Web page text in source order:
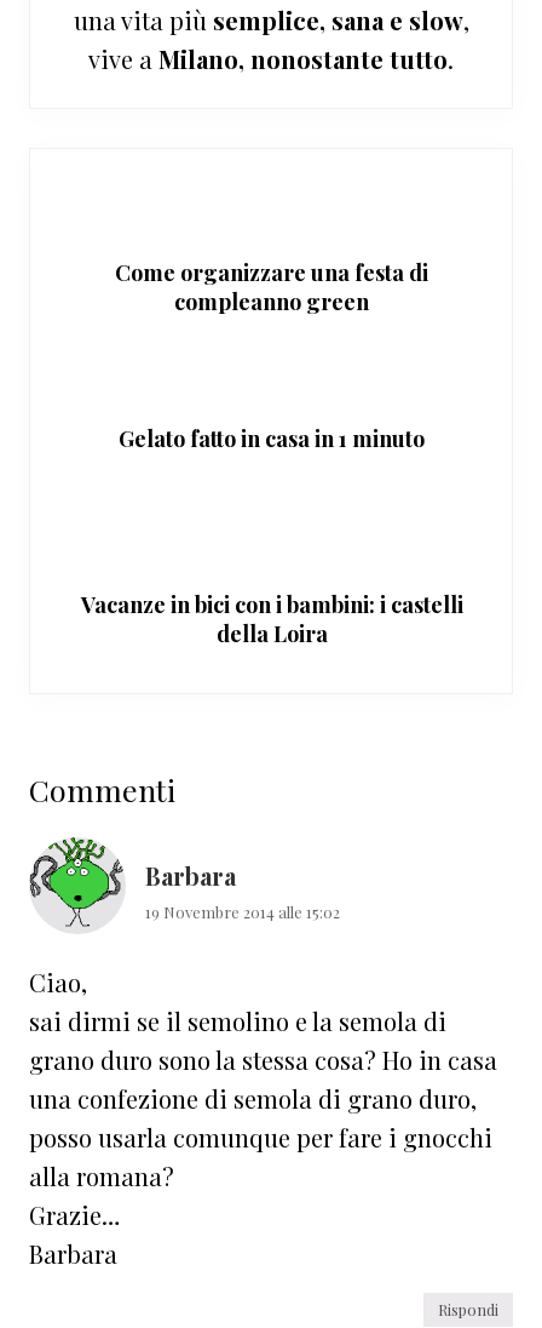
una vita più semplice, sana e slow,
vive a Milano, nonostante tutto.
Come organizzare una festa di
compleanno green
Gelato fatto in casa in 1 minuto
Vacanze in bici con i bambini: i castelli
della Loira
del
lettore
Commenti
Barbara
19 Novembre 2014 alle 15:02
Ciao,
sai dirmi se il semolino e la semola di
grano duro sono la stessa cosa? Ho in casa
una confezione di semola di grano duro,
posso usarla comunque per fare i gnocchi
alla romana?
Grazie…
Barbara
Rispondi